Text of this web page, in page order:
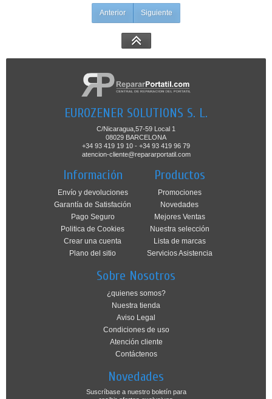
Anterior Siguiente
EUROZENER SOLUTIONS S. L.
C/Nicaragua,57-59 Local 1
08029 BARCELONA
+34 93 419 19 10 - +34 93 419 96 79
atencion-cliente@repararportatil.com
Información
Envío y devoluciones
Garantía de Satisfación
Pago Seguro
Politica de Cookies
Crear una cuenta
Plano del sitio
Productos
Promociones
Novedades
Mejores Ventas
Nuestra selección
Lista de marcas
Servicios Asistencia
Sobre Nosotros
¿quienes somos?
Nuestra tienda
Aviso Legal
Condiciones de uso
Atención cliente
Contáctenos
Novedades
Suscríbase a nuestro boletín para